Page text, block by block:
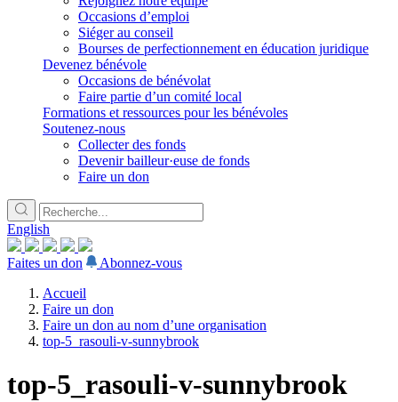
Occasions d’emploi
Siéger au conseil
Bourses de perfectionnement en éducation juridique
Devenez bénévole
Occasions de bénévolat
Faire partie d’un comité local
Formations et ressources pour les bénévoles
Soutenez-nous
Collecter des fonds
Devenir bailleur·euse de fonds
Faire un don
English
Faites un don
Abonnez-vous
Accueil
Faire un don
Faire un don au nom d’une organisation
top-5_rasouli-v-sunnybrook
top-5_rasouli-v-sunnybrook